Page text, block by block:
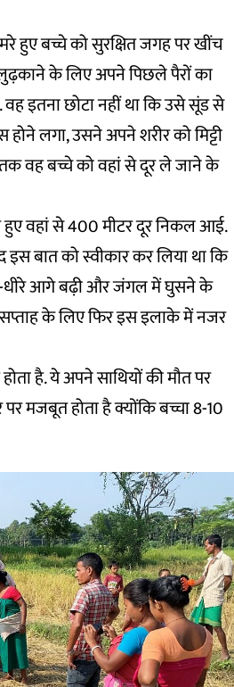
हुए बच्चे को सुरक्षित जगह पर खींच
के लिए अपने पिछले पैरों का
इतना छोटा नहीं था कि उसे सूंड से
लगा, उसने अपने शरीर को मिट्टी
वह बच्चे को वहां से दूर ले जाने के
हुए वहां से 400 मीटर दूर निकल आई.
बात को स्वीकार कर लिया था कि
धीरे आगे बढ़ी और जंगल में घुसने के
के लिए फिर इस इलाके में नजर
है. ये अपने साथियों की मौत पर
मजबूत होता है क्योंकि बच्चा 8-10